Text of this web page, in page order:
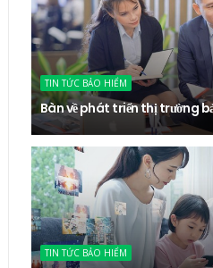
TIN TỨC BẢO HIỂM
Bàn về phát triển thị trường
TIN TỨC BẢO HIỂM